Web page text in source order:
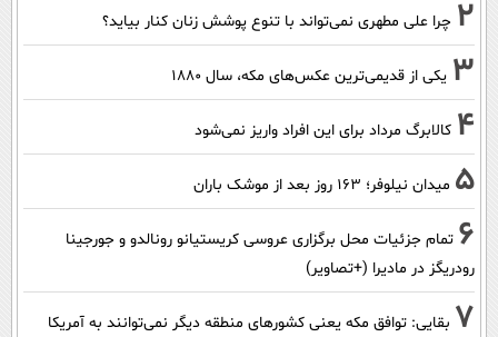
2 چرا علی مطهری نمی‌تواند با تنوع پوشش زنان کنار بیاید؟
3 یکی از قدیمی‌ترین عکس‌های مکه، سال ۱۸۸۰
4 کالابرگ مرداد برای این افراد واریز نمی‌شود
5 میدان نیلوفر؛ ۱۶۳ روز بعد از موشک باران
6 تمام جزئیات محل برگزاری عروسی کریستیانو رونالدو و جورجینا
رودریگز در مادیرا (+تصاویر)
7 بقایی: توافق مکه یعنی کشورهای منطقه دیگر نمی‌توانند به آمریکا